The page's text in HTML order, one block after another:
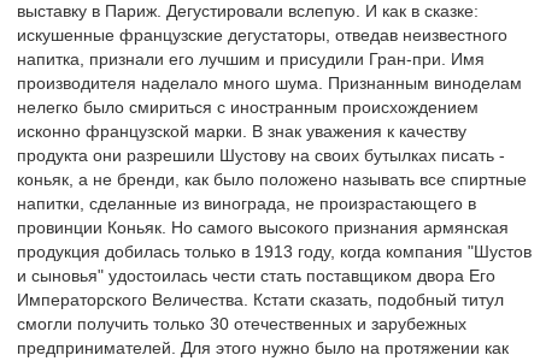
выставку в Париж. Дегустировали вслепую. И как в сказке:
искушенные французские дегустаторы, отведав неизвестного
напитка, признали его лучшим и присудили Гран-при. Имя
производителя наделало много шума. Признанным виноделам
нелегко было смириться с иностранным происхождением
исконно французской марки. В знак уважения к качеству
продукта они разрешили Шустову на своих бутылках писать -
коньяк, а не бренди, как было положено называть все спиртные
напитки, сделанные из винограда, не произрастающего в
провинции Коньяк. Но самого высокого признания армянская
продукция добилась только в 1913 году, когда компания "Шустов
и сыновья" удостоилась чести стать поставщиком двора Его
Императорского Величества. Кстати сказать, подобный титул
смогли получить только 30 отечественных и зарубежных
предпринимателей. Для этого нужно было на протяжении как